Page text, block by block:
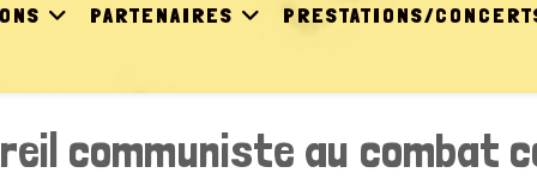
PARTENAIRES PRESTATIONS/
communiste au